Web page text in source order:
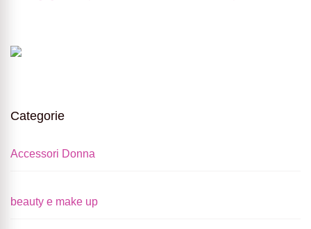
Categorie
Accessori Donna
beauty e make up